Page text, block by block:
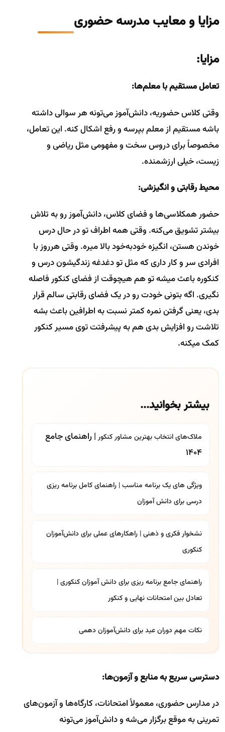
مزایا و معایب مدرسه حضوری
مزایا:
تعامل مستقیم با معلم‌ها:
وقتی کلاس حضوریه، دانش‌آموز می‌تونه هر سوالی داشته
باشه مستقیم از معلم بپرسه و رفع اشکال کنه. این تعامل،
مخصوصاً برای دروس سخت و مفهومی مثل ریاضی و
زیست، خیلی ارزشمنده.
محیط رقابتی و انگیزشی:
حضور همکلاسی‌ها و فضای کلاس، دانش‌آموز رو به تلاش
بیشتر تشویق می‌کنه. وقتی همه اطراف تو در حال درس
خوندن هستن، انگیزه خودبه‌خود بالا میره. وقتی هرروز با
افرادی سر و کار داری که مثل تو دغدغه زندگیشون درس و
کنکوره باعث میشه تو هم هیچوقت از فضای کنکور فاصله
نگیری. اگه بتونی خودت رو در یک فضای رقابتی سالم قرار
بدی، یعنی گرفتن نمره کمتر نسبت به اطرافین باعث بشه
تلاشت رو افزایش بدی هم به پیشرفتت توی مسیر کنکور
کمک میکنه.
بیشتر بخوانید...
ملاک‌های انتخاببهترین مشاور کنکور | راهنمای جامع
1404
ویژگی های یک برنامه مناسب | راهنمای کامل برنامه ریزی
درسی برای دانش آموزان
نشخوار فکری و ذهنی | راهکارهای عملی برای دانش‌آموزان
کنکوری
راهنمای جامع برنامه ریزی برای دانش آموزان کنکوری |
تعادل بین امتحانات نهایی و کنکور
نکات مهم دوران عید برای دانش‌آموزان دهمی
دسترسی سریع به منابع و آزمون‌ها:
در مدارس حضوری، معمولاً امتحانات، کارگاه‌ها و آزمون‌های
تمرینی به موقع برگزار می‌شه و دانش‌آموز می‌تونه